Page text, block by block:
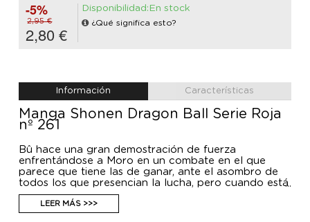
-5%
2,95 €
2,80 €
Disponibilidad:En stock
¿Qué significa esto?
Información Características
Manga Shonen Dragon Ball Serie Roja
nº 261
Bû hace una gran demostración de fuerza
enfrentándose a Moro en un combate en el que
parece que tiene las de ganar, ante el asombro de
todos los que presencian la lucha, pero cuando está
a punto de terminar con él... ¿¡Aparece Polunga, el
dragón de Namek!?
LEER MÁS >>>